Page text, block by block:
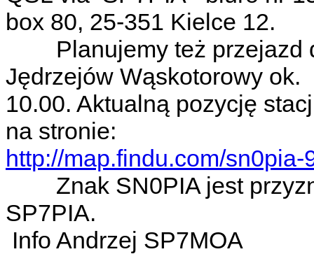
box 80, 25-351 Kielce 12.
Planujemy też przejazd
Jędrzejów Wąskotorowy ok.
10.00. Aktualną pozycję
na stronie:
http://map.findu.com/sn0pia-
Znak SN0PIA jest
SP7PIA.
Info Andrzej SP7MOA